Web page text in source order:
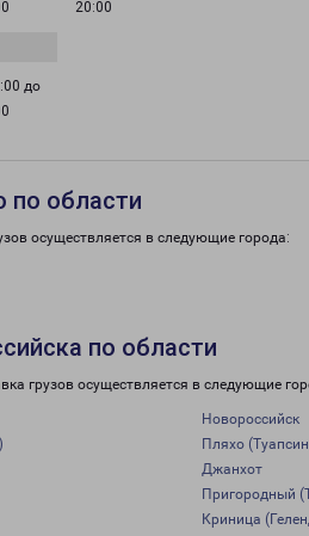
20:00
до
по области
осуществляется в следующие города:
по области
грузов осуществляется в следующие
Новороссийск
Пляхо
Джанхот
Пригородный
Криница